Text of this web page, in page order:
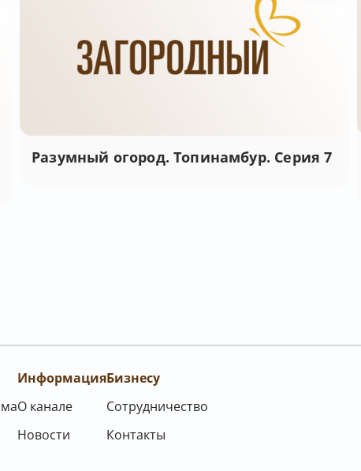
Разумный огород. Топинамбур. Серия 7
Информация
О канале
Новости
Бизнесу
Сотрудничество
Контакты